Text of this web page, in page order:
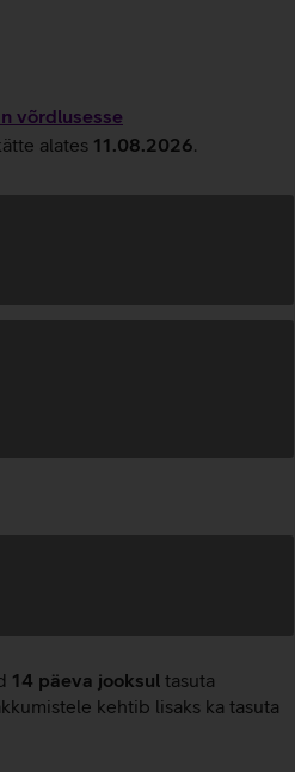
võrdlusesse
alates 11.08.2026
14 päeva jooksul tasuta
kehtib lisaks ka tasuta